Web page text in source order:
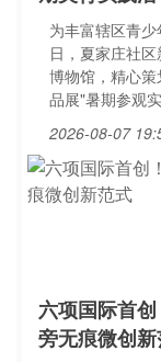
为丰富辖区青
日，夏家庄社
博物馆，精心
品展"暑期参观
2026-08-07
六项国际首
旁无痕微创